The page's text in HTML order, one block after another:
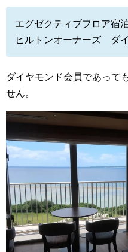
エグゼクティブフロア宿
ヒルトンオーナーズ ダ
ダイヤモンド会員であって
せん。